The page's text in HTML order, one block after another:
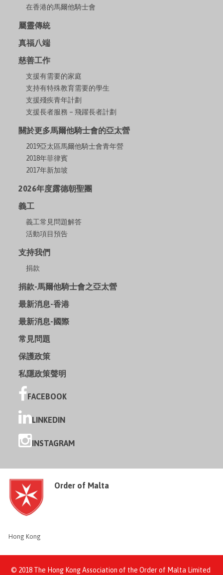
在香港的馬爾他騎士會
屬靈傳統
真福八端
慈善工作
支援有需要的家庭
支持有特殊教育需要的學生
支援殘疾青年計劃
支援長者服務 – 飛躍長者計劃
關於更多馬爾他騎士會的亞太營
2019亞太區馬爾他騎士會青年營
2018年菲律賓
2017年新加坡
2026年度露德朝聖團
義工
義工常見問題解答
活動項目預告
支持我們
捐款
捐款-馬爾他騎士會之亞太營
最新消息-香港
最新消息-國際
常見問題
保護政策
私隱政策聲明
FACEBOOK
LINKEDIN
INSTAGRAM
Order of Malta
Hong Kong
© 2018 The Hong Kong Association of the Order of Malta Limited